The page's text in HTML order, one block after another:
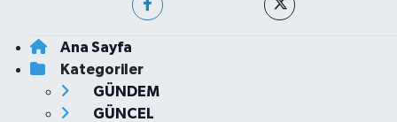
Ana Sayfa
Kategoriler
GÜNDEM
GÜNCEL